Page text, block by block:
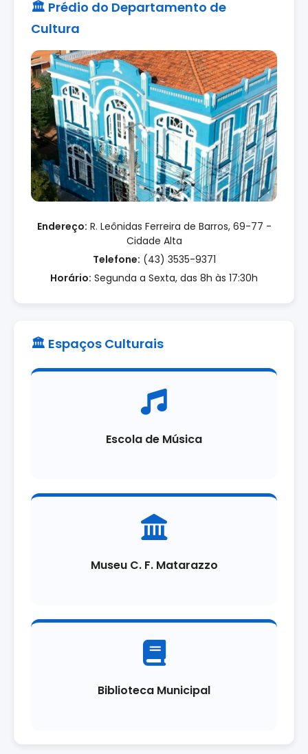
🏛️ Prédio do Departamento de
Cultura
Endereço: R. Leônidas Ferreira de Barros, 69-77 -
Cidade Alta
Telefone: (43) 3535-9371
Horário: Segunda a Sexta, das 8h às 17:30h
🏛️ Espaços Culturais
Escola de Música
Museu C. F. Matarazzo
Biblioteca Municipal